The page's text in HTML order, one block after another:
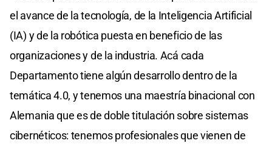
el avance de la tecnología, de la Inteligencia Artificial
(IA) y de la robótica puesta en beneficio de las
organizaciones y de la industria. Acá cada
Departamento tiene algún desarrollo dentro de la
temática 4.0, y tenemos una maestría binacional con
Alemania que es de doble titulación sobre sistemas
cibernéticos: tenemos profesionales que vienen de